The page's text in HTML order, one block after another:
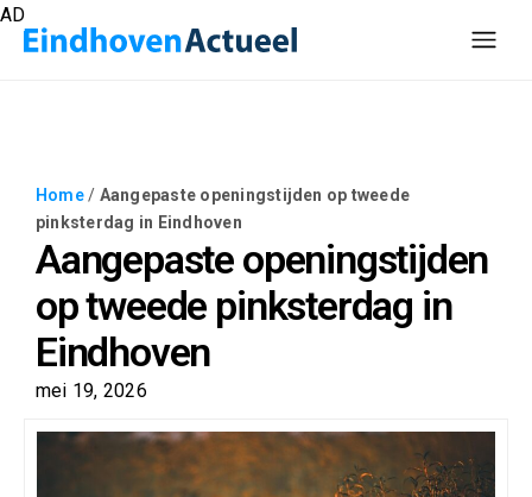
Home/ Aangepaste openingstijden op tweede
pinksterdag in Eindhoven
Aangepaste openingstijden
op tweede pinksterdag in
Eindhoven
mei 19, 2026
AD